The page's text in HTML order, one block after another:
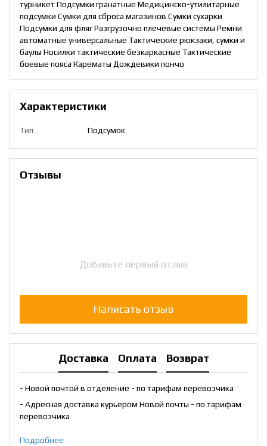
турникет Подсумки гранатные Медицинско-утилитарные
подсумки Сумки для сброса магазинов Сумки сухарки
Подсумки для фляг Разгрузочно плечевые системы Ремни
автоматные универсальные Тактические рюкзаки, сумки и
баулы Носилки тактические безкаркасные Тактические
боевые пояса Карематы Дождевики пончо
Характеристики
Тип Подсумок
Отзывы
Добавьте первый отзыв
Написать отзыв
Доставка Оплата Возврат
- Новой почтой в отделение - по тарифам перевозчика
- Адресная доставка курьером Новой почты - по тарифам
перевозчика
Подробнее